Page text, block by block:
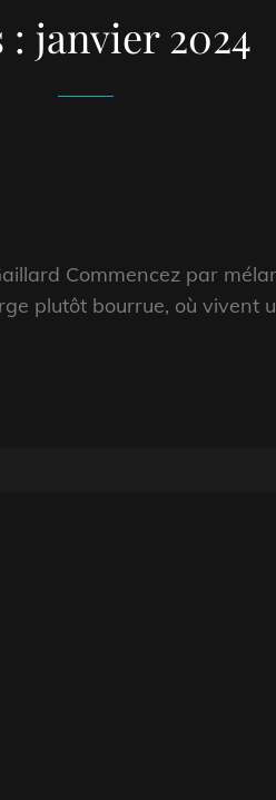
:janvier 2024
Commencez par
plutôt bourrue, où vivent